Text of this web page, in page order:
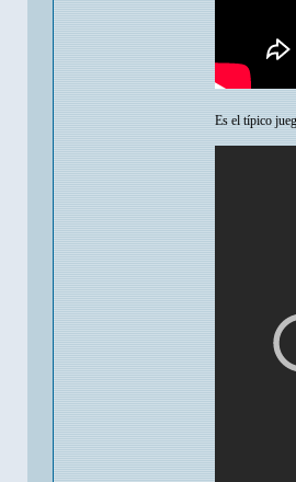
Es el típico